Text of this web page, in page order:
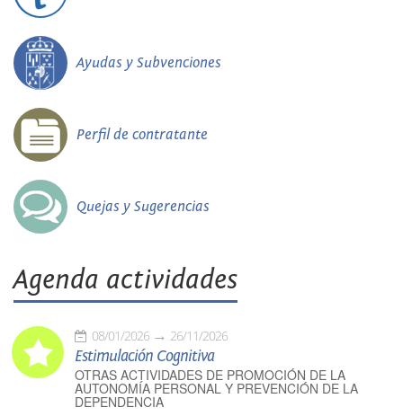
Ayudas y Subvenciones
Perfil de contratante
Quejas y Sugerencias
Agenda actividades
08/01/2026 26/11/2026
Estimulación Cognitiva
OTRAS ACTIVIDADES DE PROMOCIÓN DE LA
AUTONOMÍA PERSONAL Y PREVENCIÓN DE LA
DEPENDENCIA